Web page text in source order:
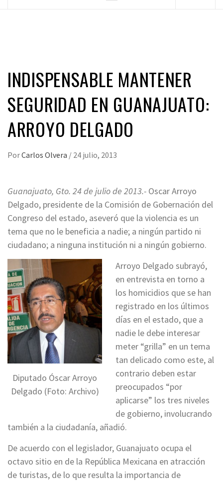
INDISPENSABLE MANTENER
SEGURIDAD EN GUANAJUATO:
ARROYO DELGADO
PorCarlos Olvera / 24 julio, 2013
Guanajuato, Gto. 24 de julio de 2013.- Oscar Arroyo
Delgado, presidente de la Comisión de Gobernación del
Congreso del estado, aseveró que la violencia es un
tema que no le beneficia a nadie; a ningún partido ni
ciudadano; a ninguna institución ni a ningún gobierno.
Diputado Óscar Arroyo
Delgado (Foto: Archivo)
Arroyo Delgado subrayó,
en entrevista en torno a
los homicidios que se han
registrado en los últimos
días en el estado, que a
nadie le debe interesar
meter “grilla” en un tema
tan delicado como este, al
contrario deben estar
preocupados “por
aplicarse” los tres niveles
de gobierno, involucrando
también a la ciudadanía, añadió.
De acuerdo con el legislador, Guanajuato ocupa el
octavo sitio en de la República Mexicana en atracción
de turistas, de lo que resulta la importancia de